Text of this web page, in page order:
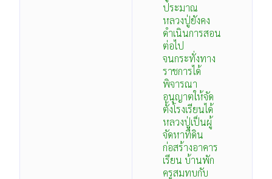
ประมาณ
หลวงปู่ยังคง
ดำเนินการสอน
ต่อไป
จนกระทั่งทาง
ราชการได้
พิจารณา
อนุญาตให้จัด
ตั้งโรงเรียนได้
หลวงปู่เป็นผู้
จัดหาที่ดิน
ก่อสร้างอาคาร
เรียน บ้านพัก
ครูสมทบกับ